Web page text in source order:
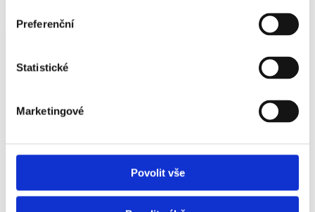
Preferenční
Statistické
Marketingové
Povolit vše